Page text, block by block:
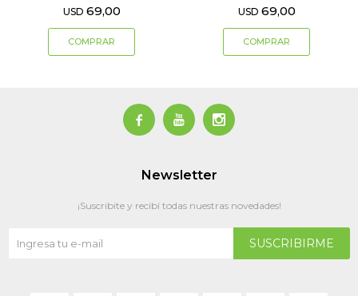
USD 69,00 USD 69,00
  
Newsletter
¡Suscribite y recibí todas nuestras novedades!
SUSCRIBIRME